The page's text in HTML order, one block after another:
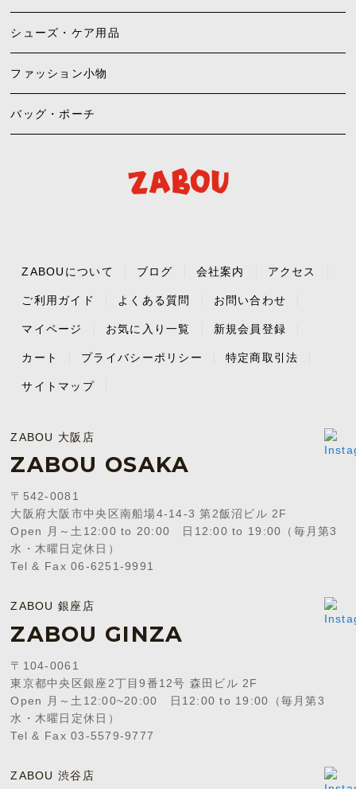
シューズ・ケア用品
ファッション小物
バッグ・ポーチ
ZABOUについて ブログ 会社案内 アクセス
ご利用ガイド よくある質問 お問い合わせ
マイページ お気に入り一覧 新規会員登録
カート プライバシーポリシー 特定商取引法
サイトマップ
ZABOU 大阪店
ZABOU OSAKA
〒542-0081
大阪府大阪市中央区南船場4-14-3 第2飯沼ビル 2F
Open 月～土12:00 to 20:00 日12:00 to 19:00（毎月第3
水・木曜日定休日）
Tel & Fax 06-6251-9991
ZABOU 銀座店
ZABOU GINZA
〒104-0061
東京都中央区銀座2丁目9番12号 森田ビル 2F
Open 月～土12:00~20:00 日12:00 to 19:00（毎月第3
水・木曜日定休日）
Tel & Fax 03-5579-9777
ZABOU 渋谷店